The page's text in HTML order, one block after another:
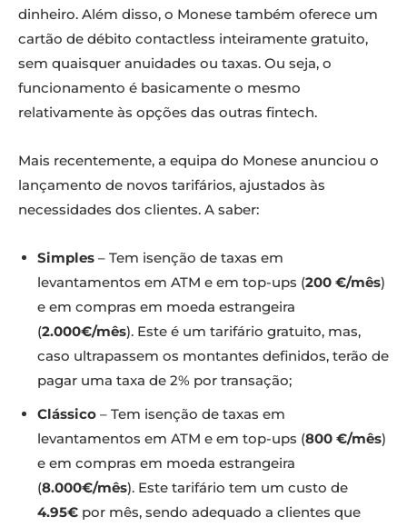
dinheiro. Além disso, o Monese também oferece um
cartão de débito contactless inteiramente gratuito,
sem quaisquer anuidades ou taxas. Ou seja, o
funcionamento é basicamente o mesmo
relativamente às opções das outras fintech.
Mais recentemente, a equipa do Monese anunciou o
lançamento de novos tarifários, ajustados às
necessidades dos clientes. A saber:
Simples – Tem isenção de taxas em
levantamentos em ATM e em top-ups (200 €/mês)
e em compras em moeda estrangeira
(2.000€/mês). Este é um tarifário gratuito, mas,
caso ultrapassem os montantes definidos, terão de
pagar uma taxa de 2% por transação;
Clássico – Tem isenção de taxas em
levantamentos em ATM e em top-ups (800 €/mês)
e em compras em moeda estrangeira
(8.000€/mês). Este tarifário tem um custo de
4.95€ por mês, sendo adequado a clientes que